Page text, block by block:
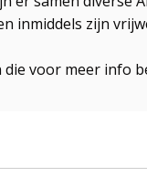
zijn
voor meer info